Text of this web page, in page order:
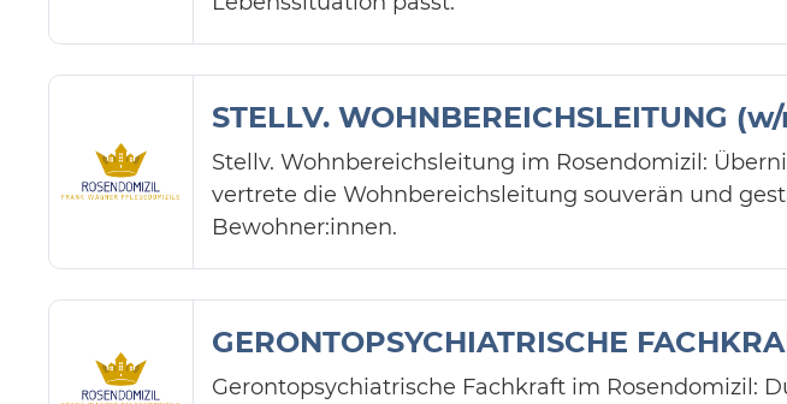
STELLV. WOHNBEREICHSLEITUNG
Stellv. Wohnbereichsleitung im Rosendomizil:
vertrete die Wohnbereichsleitung souverän und
Bewohner:innen.
GERONTOPSYCHIATRISCHE
Gerontopsychiatrische Fachkraft im Rosendomizil: